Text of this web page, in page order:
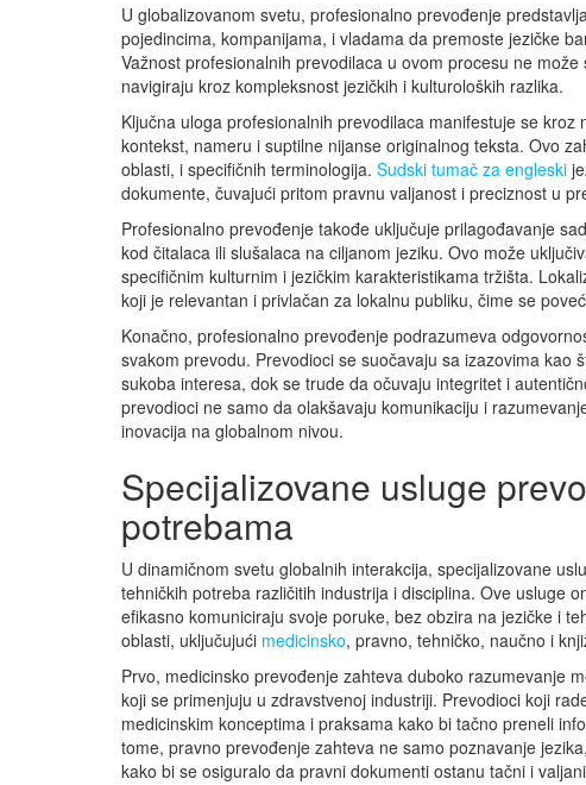
U globalizovanom svetu, profesionalno prevođenje
pojedincima, kompanijama, i vladama da premoste jezičke
Važnost profesionalnih prevodilaca u ovom procesu ne
navigiraju kroz kompleksnost jezičkih i kulturoloških razlika.
Ključna uloga profesionalnih prevodilaca manifestuje se
kontekst, nameru i suptilne nijanse originalnog teksta. Ovo
oblasti, i specifičnih terminologija. Sudski tumač za engleski
dokumente, čuvajući pritom pravnu valjanost i preciznost u
Profesionalno prevođenje takođe uključuje prilagođavanje
kod čitalaca ili slušalaca na ciljanom jeziku. Ovo može
specifičnim kulturnim i jezičkim karakteristikama tržišta.
koji je relevantan i privlačan za lokalnu publiku, čime se
Konačno, profesionalno prevođenje podrazumeva
svakom prevodu. Prevodioci se suočavaju sa izazovima
sukoba interesa, dok se trude da očuvaju integritet i
prevodioci ne samo da olakšavaju komunikaciju i
inovacija na globalnom nivou.
Specijalizovane usluge
potrebama
U dinamičnom svetu globalnih interakcija, specijalizovane
tehničkih potreba različitih industrija i disciplina. Ove usluge
efikasno komuniciraju svoje poruke, bez obzira na jezičke i
oblasti, uključujući medicinsko, pravno, tehničko, naučno i
Prvo, medicinsko prevođenje zahteva duboko razumevanje
koji se primenjuju u zdravstvenoj industriji. Prevodioci koji
medicinskim konceptima i praksama kako bi tačno preneli
tome, pravno prevođenje zahteva ne samo poznavanje
kako bi se osiguralo da pravni dokumenti ostanu tačni i